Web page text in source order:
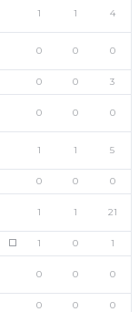
1 1 4
0 0 0
0 0 3
0 0 0
1 1 5
0 0 0
1 1 21
0 1 0 1
0 0 0
0 0 0